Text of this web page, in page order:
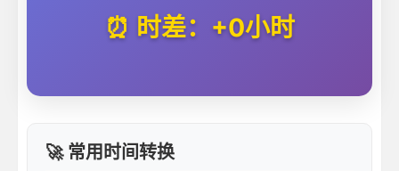
⏰ 时差：+0小时
🚀 常用时间转换